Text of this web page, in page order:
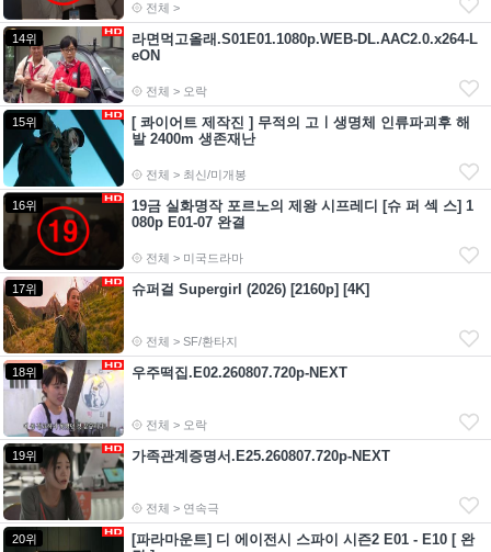
전체 >
14위
라면먹고올래.S01E01.1080p.WEB-DL.AAC2.0.x264-L
eON
전체 > 오락
15위
[ 콰이어트 제작진 ] 무적의 고ㅣ생명체 인류파괴후 해
발 2400m 생존재난
전체 > 최신/미개봉
16위
19금 실화명작 포르노의 제왕 시프레디 [슈 퍼 섹 스] 1
080p E01-07 완결
전체 > 미국드라마
17위 슈퍼걸 Supergirl (2026) [2160p] [4K]
전체 > SF/환타지
18위 우주떡집.E02.260807.720p-NEXT
전체 > 오락
19위 가족관계증명서.E25.260807.720p-NEXT
전체 > 연속극
20위
[파라마운트] 디 에이전시 스파이 시즌2 E01 - E10 [ 완